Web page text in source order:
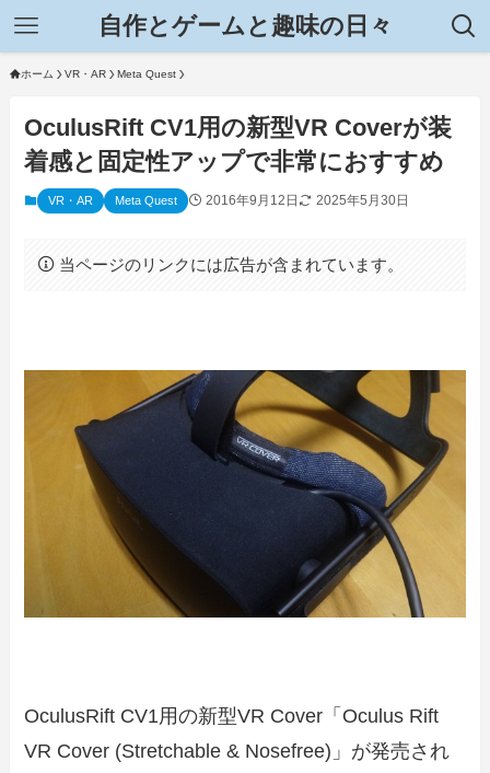
自作とゲームと趣味の日々
ホーム VR・AR Meta Quest
OculusRift CV1用の新型VR Coverが装
着感と固定性アップで非常におすすめ
VR・AR Meta Quest 2016年9月12日 2025年5月30日
当ページのリンクには広告が含まれています。
OculusRift CV1用の新型VR Cover「Oculus Rift
VR Cover (Stretchable & Nosefree)」が発売され